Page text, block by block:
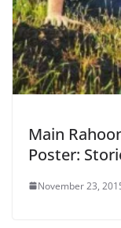
Main
Poster:
November 23,